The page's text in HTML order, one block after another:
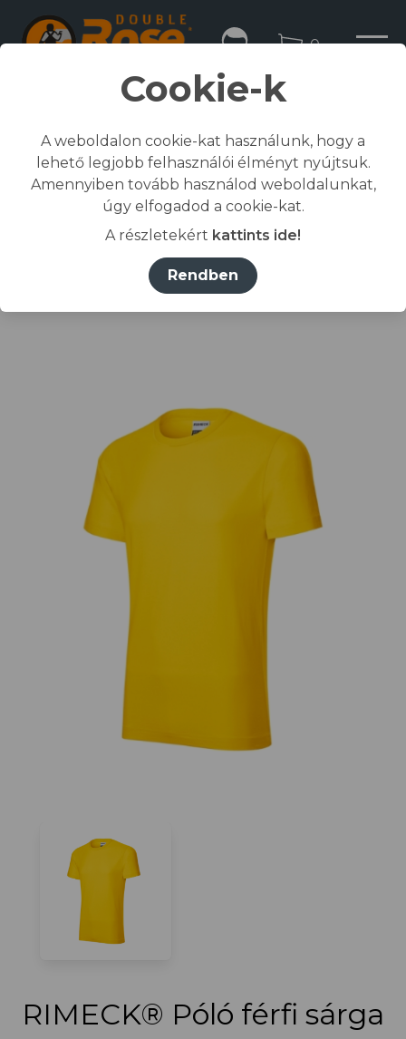
0
Kezdőlap
Összes termék
Munkaruházat
póló, ing, blúz
RIMECK® Póló férfi sárga S
RIMECK® Póló férfi sárga
Cookie-k
A weboldalon cookie-kat használunk, hogy a
lehető legjobb felhasználói élményt nyújtsuk.
Amennyiben tovább használod weboldalunkat,
úgy elfogadod a cookie-kat.
A részletekért kattints ide!
Rendben